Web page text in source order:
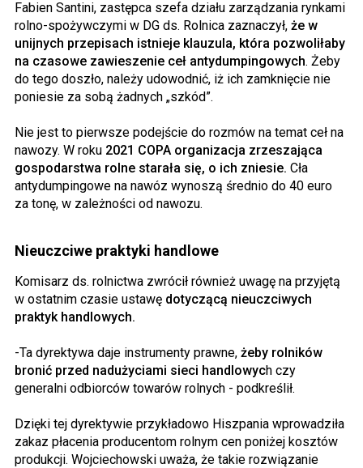
Fabien Santini, zastępca szefa działu zarządzania rynkami
rolno-spożywczymi w DG ds. Rolnica zaznaczył, że w
unijnych przepisach istnieje klauzula, która pozwoliłaby
na czasowe zawieszenie ceł antydumpingowych. Żeby
do tego doszło, należy udowodnić, iż ich zamknięcie nie
poniesie za sobą żadnych „szkód”.
Nie jest to pierwsze podejście do rozmów na temat ceł na
nawozy. W roku 2021 COPA organizacja zrzeszająca
gospodarstwa rolne starała się, o ich zniesie. Cła
antydumpingowe na nawóz wynoszą średnio do 40 euro
za tonę, w zależności od nawozu.
Nieuczciwe praktyki handlowe
Komisarz ds. rolnictwa zwrócił również uwagę na przyjętą
w ostatnim czasie ustawę dotyczącą nieuczciwych
praktyk handlowych.
-Ta dyrektywa daje instrumenty prawne, żeby rolników
bronić przed nadużyciami sieci handlowych czy
generalni odbiorców towarów rolnych - podkreślił.
Dzięki tej dyrektywie przykładowo Hiszpania wprowadziła
zakaz płacenia producentom rolnym cen poniżej kosztów
produkcji. Wojciechowski uważa, że takie rozwiązanie